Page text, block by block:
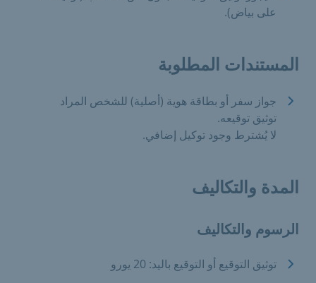
على بياض).
المستندات المطلوبة
جواز سفر أو بطاقة هوية (أصلية) للشخص المراد
توثيق توقيعه.
لا يُشترط وجود توكيل إضافي.
المدة والتكاليف
الرسوم والتكاليف
توثيق التوقيع أو التوقيع باليد: 20 يورو